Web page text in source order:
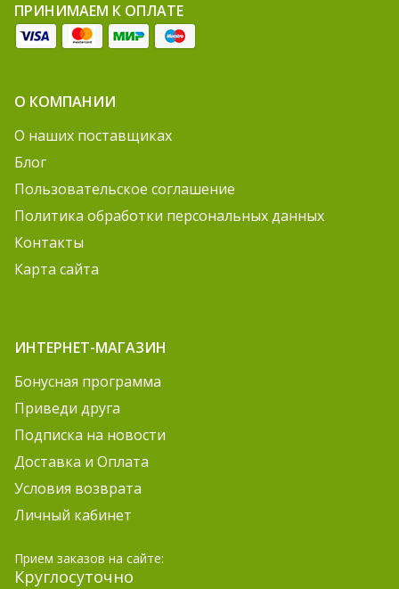
ПРИНИМАЕМ К ОПЛАТЕ
О КОМПАНИИ
О наших поставщиках
Блог
Пользовательское соглашение
Политика обработки персональных данных
Контакты
Карта сайта
ИНТЕРНЕТ-МАГАЗИН
Бонусная программа
Приведи друга
Подписка на новости
Доставка и Оплата
Условия возврата
Личный кабинет
Прием заказов на сайте:
Круглосуточно